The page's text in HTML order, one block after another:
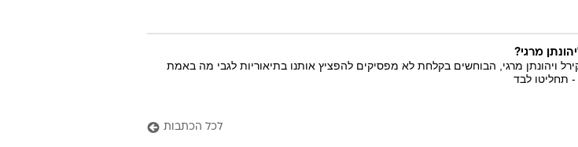
מרגי?
ויהונתן מרגי, הבוחשים בקלחת לא מפסיקים להפציץ אותנו בתיאוריות לגבי מה באמת
תחליטו לבד
לכל הכתבות